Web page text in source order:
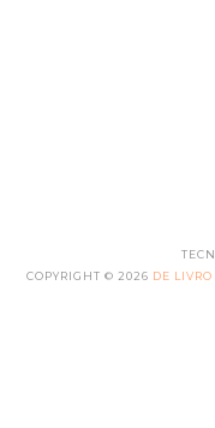
COPYRIGHT © 2026 DE